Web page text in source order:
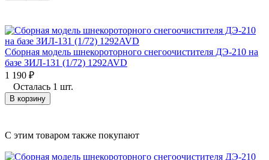
Сборная модель шнекороторного снегоочистителя ДЭ-210 на
базе ЗИЛ-131 (1/72) 1292AVD
1 190 ₽
Осталась 1 шт.
В корзину
C этим товаром также покупают